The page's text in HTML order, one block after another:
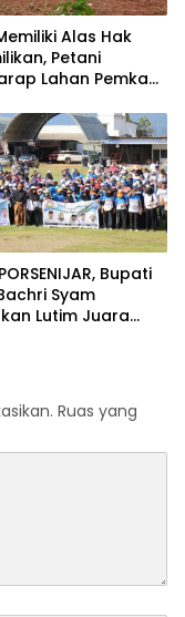
Alas Hak
Petani
Lahan Pemkab
Tanah
Bupati
Syam
Lutim Juara
Ruas yang